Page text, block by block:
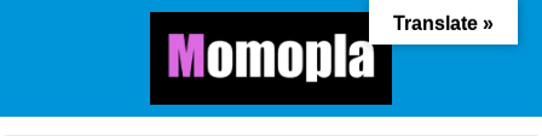
Translate »